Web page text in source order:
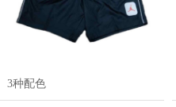
3种配色